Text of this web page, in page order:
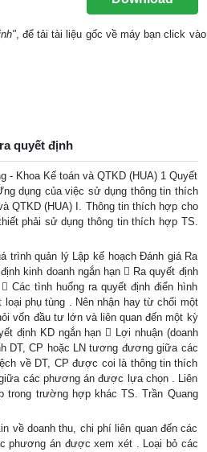
, để tải tài liệu gốc về máy bạn click vào
quyết định
- Khoa Kế toán và QTKD (HUA) 1 Quyết
dụng của việc sử dụng thông tin thích
QTKD (HUA) I. Thông tin thích hợp cho
phải sử dụng thông tin thích hợp TS.
trình quản lý Lập kế hoạch Đánh giá Ra
kinh doanh ngắn hạn  Ra quyết định
Các tình huống ra quyết định điển hình
phụ tùng . Nên nhận hay từ chối một
vốn đầu tư lớn và liên quan đến một kỳ
định KD ngắn hạn  Lợi nhuận (doanh
DT, CP hoặc LN tương đương giữa các
về DT, CP được coi là thông tin thích
các phương án được lựa chọn . Liên
trường hợp khác TS. Trần Quang
về doanh thu, chi phí liên quan đến các
phương án được xem xét . Loại bỏ các